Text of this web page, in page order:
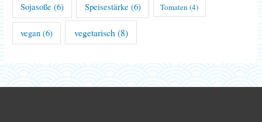
Sojasoße (6) Speisestärke (6) Tomaten (4)
vegan (6) vegetarisch (8)